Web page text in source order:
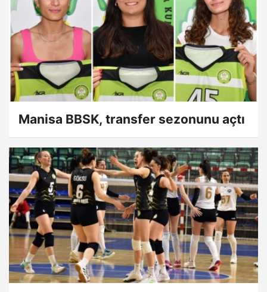
Manisa BBSK, transfer sezonunu açtı